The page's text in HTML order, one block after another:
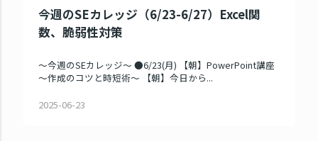
今週のSEカレッジ（6/23-6/27）Excel関
数、脆弱性対策
～今週のSEカレッジ～ ●6/23(月) 【朝】PowerPoint講座
～作成のコツと時短術～ 【朝】今日から...
2025-06-23